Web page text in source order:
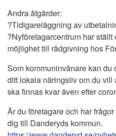
Andra åtgärder:
?Tidigareläggning av
?Nyföretagarcentrum har
möjlighet till rådgivning hos
Som kommuninvånare kan du
ditt lokala näringsliv om du vill
ska finnas kvar även efter
Är du företagare och har
dig till Danderyds kommun.